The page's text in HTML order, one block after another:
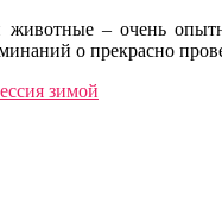
– очень
о прекрасно